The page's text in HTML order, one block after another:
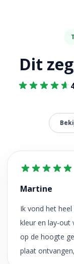
Dit
Martine
Ik vond het
kleur en lay-out
op de hoogte
plaat